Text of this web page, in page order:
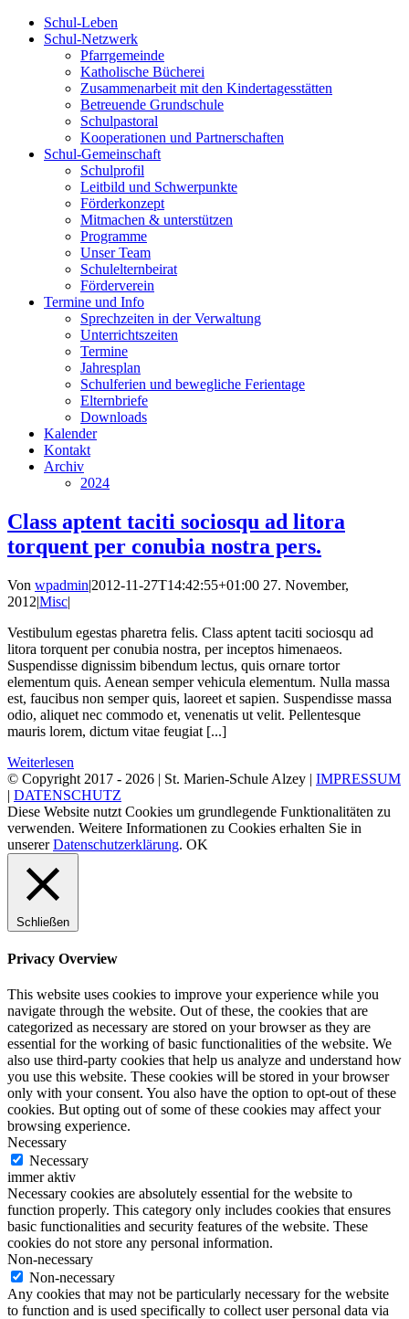
Schul-Leben
Schul-Netzwerk
Pfarrgemeinde
Katholische Bücherei
Zusammenarbeit mit den Kindertagesstätten
Betreuende Grundschule
Schulpastoral
Kooperationen und Partnerschaften
Schul-Gemeinschaft
Schulprofil
Leitbild und Schwerpunkte
Förderkonzept
Mitmachen & unterstützen
Programme
Unser Team
Schulelternbeirat
Förderverein
Termine und Info
Sprechzeiten in der Verwaltung
Unterrichtszeiten
Termine
Jahresplan
Schulferien und bewegliche Ferientage
Elternbriefe
Downloads
Kalender
Kontakt
Archiv
2024
Class aptent taciti sociosqu ad litora
torquent per conubia nostra pers.
Von wpadmin|2012-11-27T14:42:55+01:00 27. November,
2012|Misc|
Vestibulum egestas pharetra felis. Class aptent taciti sociosqu ad
litora torquent per conubia nostra, per inceptos himenaeos.
Suspendisse dignissim bibendum lectus, quis ornare tortor
elementum quis. Aenean semper vehicula elementum. Nulla massa
est, faucibus non semper quis, laoreet et sapien. Suspendisse massa
odio, aliquet nec commodo et, venenatis ut velit. Pellentesque
mauris lorem, dictum vitae feugiat [...]
Weiterlesen
© Copyright 2017 - 2026 | St. Marien-Schule Alzey | IMPRESSUM
| DATENSCHUTZ
Diese Website nutzt Cookies um grundlegende Funktionalitäten zu
verwenden. Weitere Informationen zu Cookies erhalten Sie in
unsererDatenschutzerklärung. OK
Schließen
Privacy Overview
This website uses cookies to improve your experience while you
navigate through the website. Out of these, the cookies that are
categorized as necessary are stored on your browser as they are
essential for the working of basic functionalities of the website. We
also use third-party cookies that help us analyze and understand how
you use this website. These cookies will be stored in your browser
only with your consent. You also have the option to opt-out of these
cookies. But opting out of some of these cookies may affect your
browsing experience.
Necessary
Necessary
immer aktiv
Necessary cookies are absolutely essential for the website to
function properly. This category only includes cookies that ensures
basic functionalities and security features of the website. These
cookies do not store any personal information.
Non-necessary
Non-necessary
Any cookies that may not be particularly necessary for the website
to function and is used specifically to collect user personal data via